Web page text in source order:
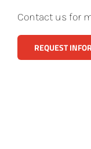
Contact us for
REQUEST